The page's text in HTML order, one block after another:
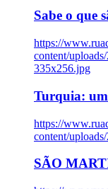
Sabe o que
https://
content/
335x256.jpg
Turquia: um
https://
content/
SÃO